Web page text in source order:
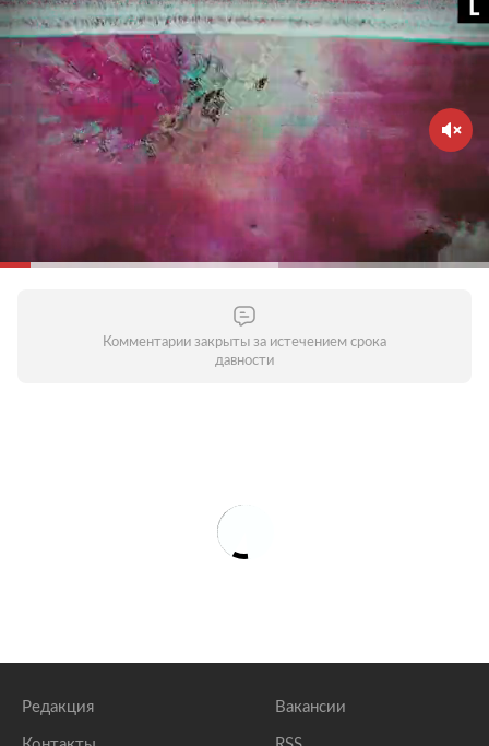
Комментарии закрыты за истечением срока
давности
Редакция Вакансии